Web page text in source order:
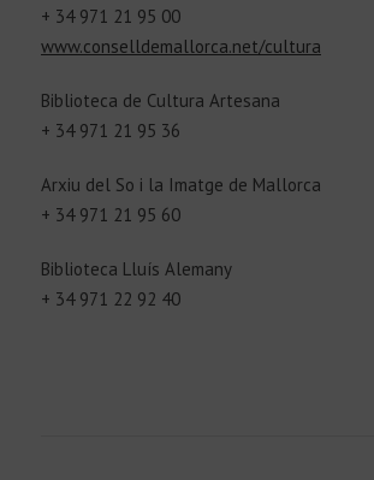
+ 34 971 21 95 00
www.conselldemallorca.net/cultura
Biblioteca de Cultura Artesana
+ 34 971 21 95 36
Arxiu del So i la Imatge de Mallorca
+ 34 971 21 95 60
Biblioteca Lluís Alemany
+ 34 971 22 92 40